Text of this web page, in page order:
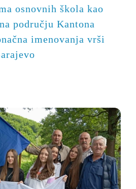
osnovnih škola kao
području Kantona
imenovanja vrši